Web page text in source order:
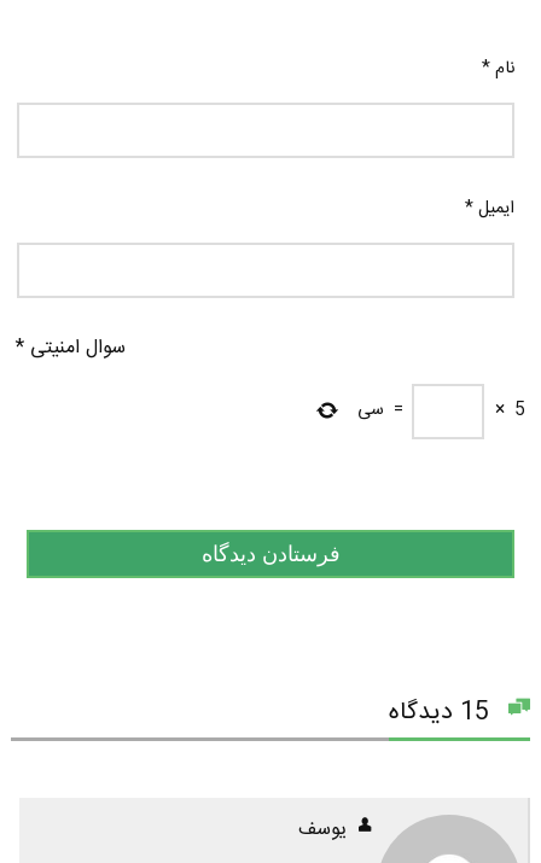
نام*
ایمیل*
سوال امنیتی *
5
×
= سی
یوسف